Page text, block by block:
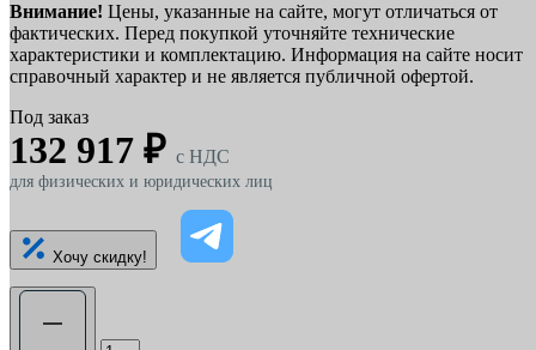
Внимание! Цены, указанные на сайте, могут отличаться от
фактических. Перед покупкой уточняйте технические
характеристики и комплектацию. Информация на сайте носит
справочный характер и не является публичной офертой.
Под заказ
132 917 ₽ c НДС
для физических и юридических лиц
Хочу скидку!